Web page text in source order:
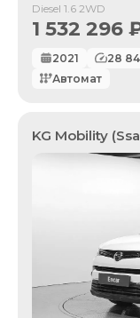
Diesel 1.6 2WD
1 532 296
2021 28
Автомат
KG Mobility